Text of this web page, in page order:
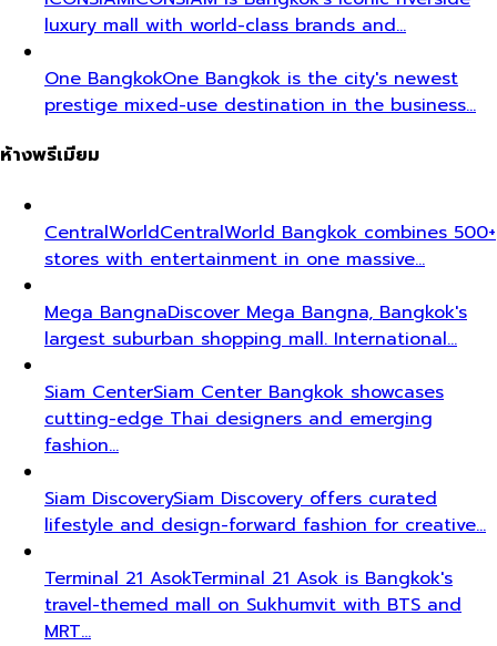
luxury mall with world-class brands and…
One BangkokOne Bangkok is the city's newest
prestige mixed-use destination in the business…
ห้างพรีเมียม
CentralWorldCentralWorld Bangkok combines 500+
stores with entertainment in one massive…
Mega BangnaDiscover Mega Bangna, Bangkok's
largest suburban shopping mall. International…
Siam CenterSiam Center Bangkok showcases
cutting-edge Thai designers and emerging
fashion…
Siam DiscoverySiam Discovery offers curated
lifestyle and design-forward fashion for creative…
Terminal 21 AsokTerminal 21 Asok is Bangkok's
travel-themed mall on Sukhumvit with BTS and
MRT…